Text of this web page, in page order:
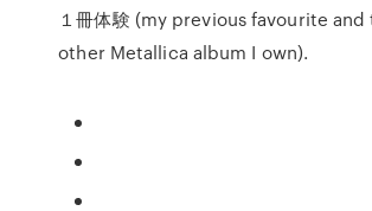
１冊体験 (my previous favourite
other Metallica album I own).